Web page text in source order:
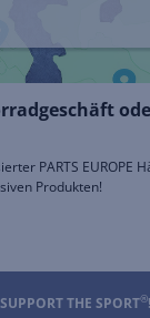
PARTS EUROPE
Produkten!
THE SPORT®!